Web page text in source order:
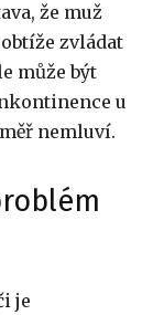
že muž
zvládat
může být
u
nemluví.
je